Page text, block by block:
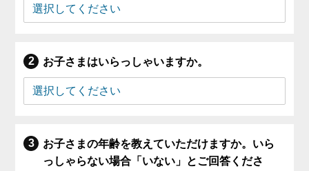
お子さまはいらっしゃいますか。
お子さまの年齢を教えていただけますか。いら
っしゃらない場合「いない」とご回答くださ